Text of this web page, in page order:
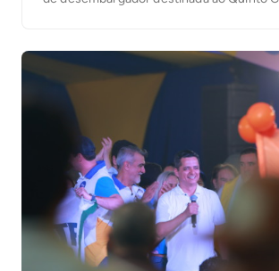
na abertura da votação, que da lista